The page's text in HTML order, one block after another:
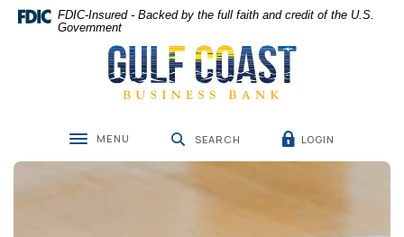
Home
Skip
Download
Acrobat
.pdf
FDIC-Insured - Backed by the full faith and credit of the U.S.
Government
Gulf Coast Business Bank
Toggle navigation
MENU SEARCH LOGIN